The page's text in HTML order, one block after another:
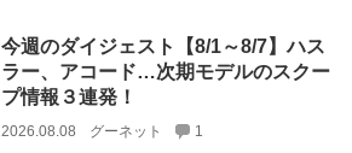
今週のダイジェスト【8/1～8/7】ハス
ラー、アコード…次期モデルのスクー
プ情報３連発！
2026.08.08 グーネット 1